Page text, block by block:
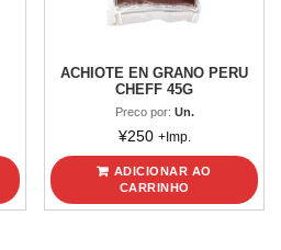
ACHIOTE EN GRANO PERU
CHEFF 45G
Preco por: Un.
¥250 +Imp.
ADICIONAR AO
CARRINHO